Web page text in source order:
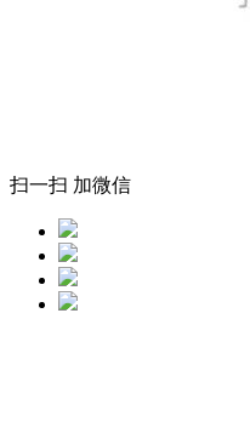
扫一扫 加微信